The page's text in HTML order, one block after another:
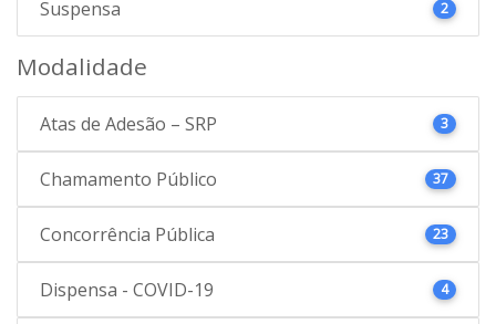
Suspensa 2
Modalidade
Atas de Adesão – SRP 3
Chamamento Público 37
Concorrência Pública 23
Dispensa - COVID-19 4